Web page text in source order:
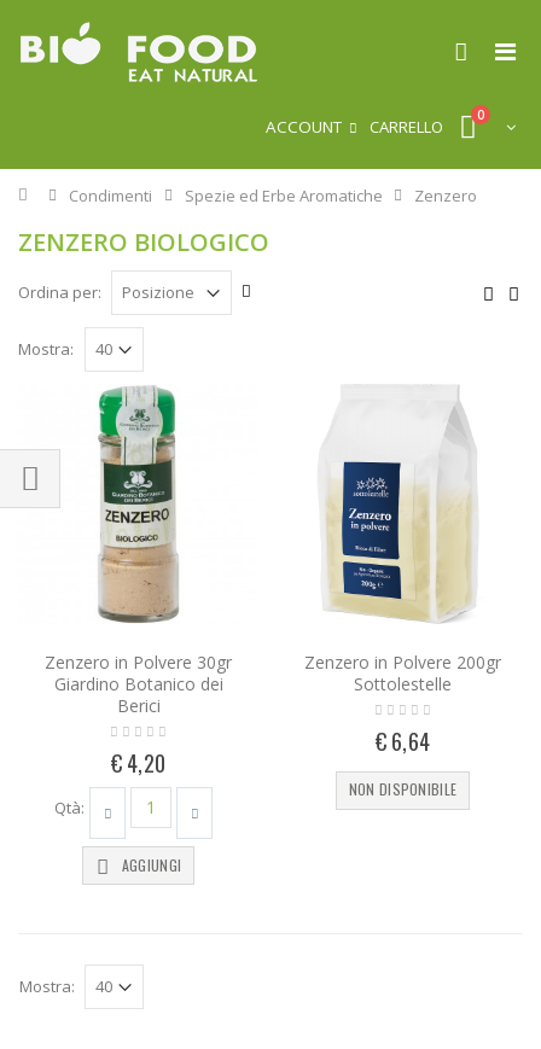
ACCOUNT CARRELLO
0
Home
Condimenti Spezie ed Erbe Aromatiche Zenzero
ZENZERO BIOLOGICO
Ordina per:
Mostra:
Zenzero in Polvere 30gr
Giardino Botanico dei
Berici
€ 4,20
Qtà:
AGGIUNGI
Zenzero in Polvere 200gr
Sottolestelle
€ 6,64
NON DISPONIBILE
Mostra: